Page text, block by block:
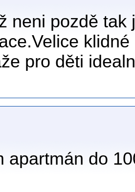
neni pozdě tak
pro děti
apartmán do